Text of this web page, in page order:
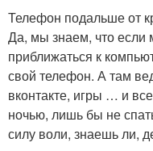
Телефон подальше от
Да, мы знаем, что если
приближаться к
свой телефон. А там
вконтакте, игры … и
ночью, лишь бы не
силу воли, знаешь ли,